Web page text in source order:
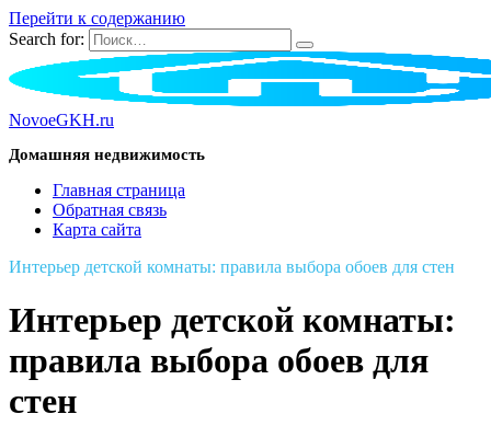
Перейти к содержанию
Search for:
NovoeGKH.ru
Домашняя недвижимость
Главная страница
Обратная связь
Карта сайта
Интерьер детской комнаты: правила выбора обоев для стен
Интерьер детской комнаты:
правила выбора обоев для
стен